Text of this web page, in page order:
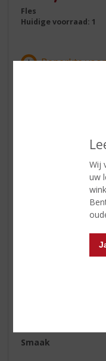
Wij
uw
Fles
Huidige voorraad: 1
Land van Herkomst
Smaak